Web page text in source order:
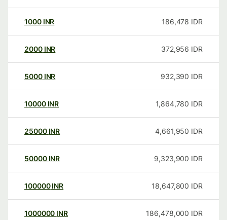
1000 INR 186,478 IDR
2000 INR 372,956 IDR
5000 INR 932,390 IDR
10000 INR 1,864,780 IDR
25000 INR 4,661,950 IDR
50000 INR 9,323,900 IDR
100000 INR 18,647,800 IDR
1000000 INR 186,478,000 IDR